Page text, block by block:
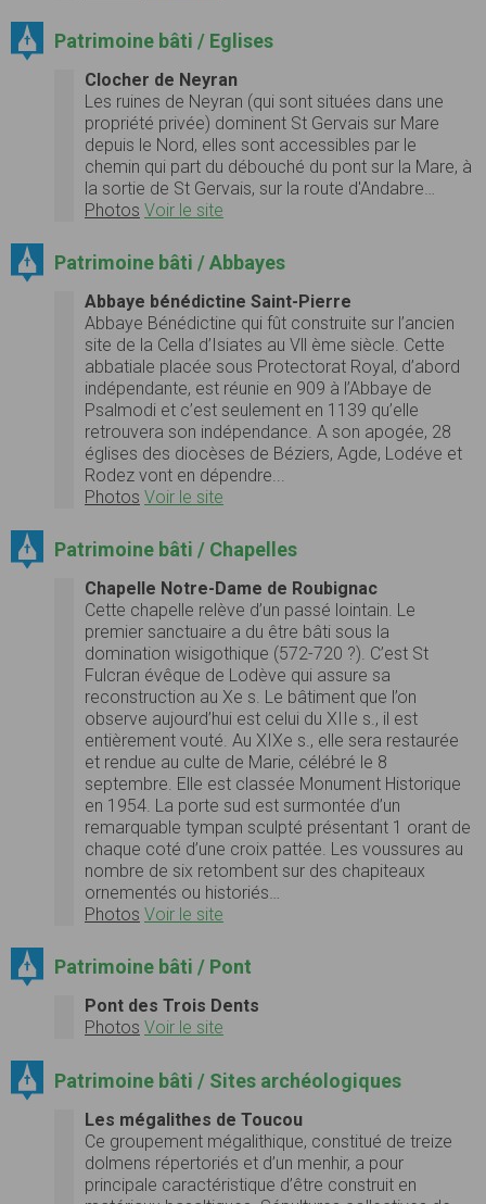
Patrimoine bâti / Eglises
Clocher de Neyran
Les ruines de Neyran (qui sont situées dans une
propriété privée) dominent St Gervais sur Mare
depuis le Nord, elles sont accessibles par le
chemin qui part du débouché du pont sur la Mare, à
la sortie de St Gervais, sur la route d'Andabre…
Photos Voir le site
Patrimoine bâti / Abbayes
Abbaye bénédictine Saint-Pierre
Abbaye Bénédictine qui fût construite sur l’ancien
site de la Cella d’Isiates au Vll ème siècle. Cette
abbatiale placée sous Protectorat Royal, d’abord
indépendante, est réunie en 909 à l’Abbaye de
Psalmodi et c’est seulement en 1139 qu’elle
retrouvera son indépendance. A son apogée, 28
églises des diocèses de Béziers, Agde, Lodéve et
Rodez vont en dépendre...
Photos Voir le site
Patrimoine bâti / Chapelles
Chapelle Notre-Dame de Roubignac
Cette chapelle relève d’un passé lointain. Le
premier sanctuaire a du être bâti sous la
domination wisigothique (572-720 ?). C’est St
Fulcran évêque de Lodève qui assure sa
reconstruction au Xe s. Le bâtiment que l’on
observe aujourd’hui est celui du XIIe s., il est
entièrement vouté. Au XIXe s., elle sera restaurée
et rendue au culte de Marie, célébré le 8
septembre. Elle est classée Monument Historique
en 1954. La porte sud est surmontée d’un
remarquable tympan sculpté présentant 1 orant de
chaque coté d’une croix pattée. Les voussures au
nombre de six retombent sur des chapiteaux
ornementés ou historiés…
Photos Voir le site
Patrimoine bâti / Pont
Pont des Trois Dents
Photos Voir le site
Patrimoine bâti / Sites archéologiques
Les mégalithes de Toucou
Ce groupement mégalithique, constitué de treize
dolmens répertoriés et d’un menhir, a pour
principale caractéristique d’être construit en